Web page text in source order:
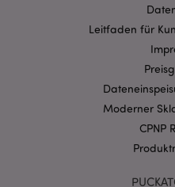
Leitfaden für
Moderner
CPNP
CookieScriptConsent
mage-cache-storage-